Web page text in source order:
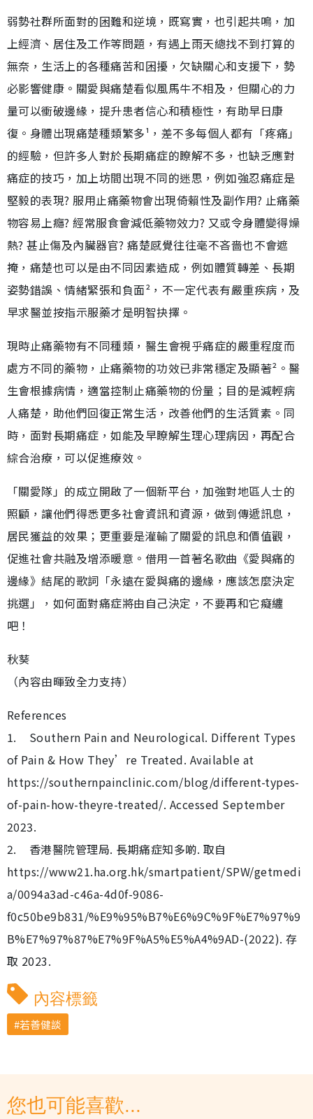
弱勢社群所面對的困難和逆境，既寫實，也引起共鳴，加
上經濟、居住及工作等問題，有遇上雨天總找不到打算的
無奈，生活上的各種痛苦和困擾，欠缺關心和支援下，勢
必影響健康。關愛與痛楚看似風馬牛不相及，但關心的力
量可以衝破邊緣，提升患者信心和積極性，有助早日康
復。身體出現痛楚種類繁多¹，差不多每個人都有「疼痛」
的經驗，但許多人對於長期痛症的瞭解不多，也缺乏應對
痛症的技巧，加上坊間出現不同的迷思，例如強忍痛症是
堅毅的表現? 服用止痛藥物會出現倚賴性及副作用? 止痛藥
物容易上癮? 經常服食會減低藥物效力? 又或令身體變得燥
熱? 甚止傷及內臟器官? 痛楚感覺往往毫不吝嗇也不會遮
掩，痛楚也可以是由不同因素造成，例如體質轉差、長期
姿勢錯誤、情緒緊張和負面²，不一定代表有嚴重疾病，及
早求醫並按指示服藥才是明智抉擇。
現時止痛藥物有不同種類，醫生會視乎痛症的嚴重程度而
處方不同的藥物，止痛藥物的功效已非常穩定及顯著²。醫
生會根據病情，適當控制止痛藥物的份量；目的是減輕病
人痛楚，助他們回復正常生活，改善他們的生活質素。同
時，面對長期痛症，如能及早瞭解生理心理病因，再配合
綜合治療，可以促進療效。
「關愛隊」的成立開啟了一個新平台，加強對地區人士的
照顧，讓他們得悉更多社會資訊和資源，做到傳遞訊息，
居民獲益的效果；更重要是灌輸了關愛的訊息和價值觀，
促進社會共融及增添暖意。借用一首著名歌曲《愛與痛的
邊緣》結尾的歌詞「永遠在愛與痛的邊緣，應該怎麼決定
挑選」，如何面對痛症將由自己決定，不要再和它癡纏
吧！
秋葵
（內容由暉致全力支持）
References
1. Southern Pain and Neurological. Different Types
of Pain & How They’re Treated. Available at
https://southernpainclinic.com/blog/different-types-
of-pain-how-theyre-treated/. Accessed September
2023.
2. 香港醫院管理局. 長期痛症知多啲. 取自
https://www21.ha.org.hk/smartpatient/SPW/getmedi
a/0094a3ad-c46a-4d0f-9086-
f0c50be9b831/%E9%95%B7%E6%9C%9F%E7%97%9
B%E7%97%87%E7%9F%A5%E5%A4%9AD-(2022). 存
取 2023.
內容標籤
若善健談
您也可能喜歡...